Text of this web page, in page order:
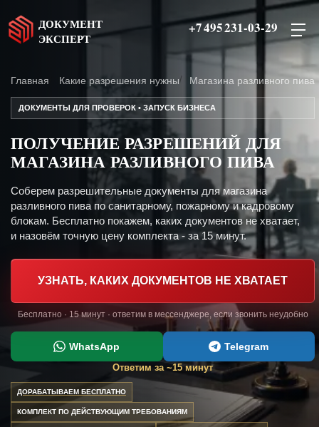
ДОКУМЕНТ
ЭКСПЕРТ
+7 495 231-03-29
Главная Какие разрешения нужны Магазина разливного пива
ДОКУМЕНТЫ ДЛЯ ПРОВЕРОК • ЗАПУСК БИЗНЕСА
ПОЛУЧЕНИЕ РАЗРЕШЕНИЙ ДЛЯ
МАГАЗИНА РАЗЛИВНОГО ПИВА
Соберем разрешительные документы для магазина
разливного пива по санитарному, пожарному и кадровому
блокам. Бесплатно покажем, каких документов не хватает,
и назовём точную цену комплекта - за 15 минут.
УЗНАТЬ, КАКИХ ДОКУМЕНТОВ НЕ ХВАТАЕТ
Бесплатно · 15 минут · ответим в мессенджере, если звонить неудобно
WhatsApp Telegram
Ответим за ~15 минут
ДОРАБАТЫВАЕМ БЕСПЛАТНО
КОМПЛЕКТ ПО ДЕЙСТВУЮЩИМ ТРЕБОВАНИЯМ